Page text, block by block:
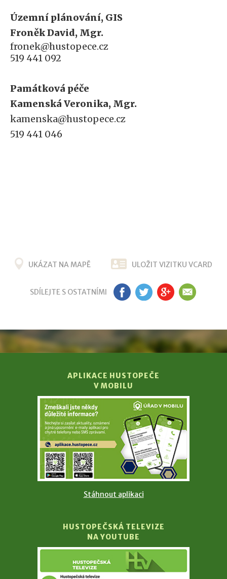
Územní plánování, GIS
Froněk David, Mgr.
fronek@hustopece.cz
519 441 092
Památková péče
Kamenská Veronika, Mgr.
kamenska@hustopece.cz
519 441 046
UKÁZAT NA MAPĚ ULOŽIT VIZITKU VCARD
SDÍLEJTE S OSTATNÍMI FB TW G+ EM
APLIKACE HUSTOPEČE
V MOBILU
Stáhnout aplikaci
HUSTOPEČSKÁ TELEVIZE
NA YOUTUBE